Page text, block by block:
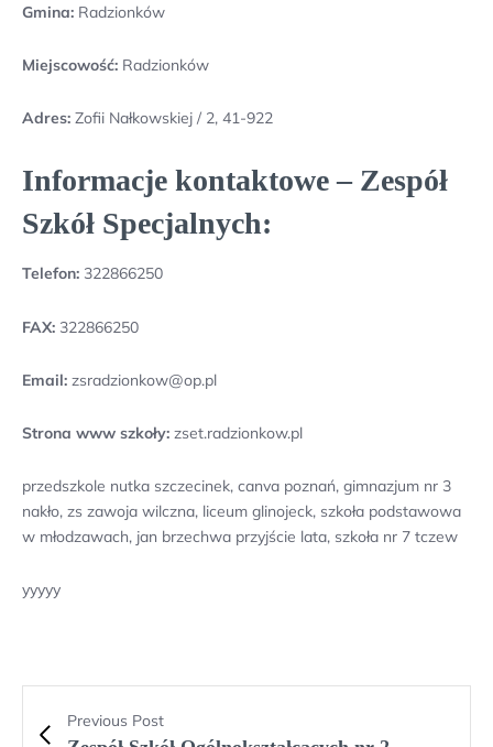
Gmina: Radzionków
Miejscowość: Radzionków
Adres: Zofii Nałkowskiej / 2, 41-922
Informacje kontaktowe – Zespół
Szkół Specjalnych:
Telefon: 322866250
FAX: 322866250
Email: zsradzionkow@op.pl
Strona www szkoły: zset.radzionkow.pl
przedszkole nutka szczecinek, canva poznań, gimnazjum nr 3
nakło, zs zawoja wilczna, liceum glinojeck, szkoła podstawowa
w młodzawach, jan brzechwa przyjście lata, szkoła nr 7 tczew
yyyyy
Previous Post